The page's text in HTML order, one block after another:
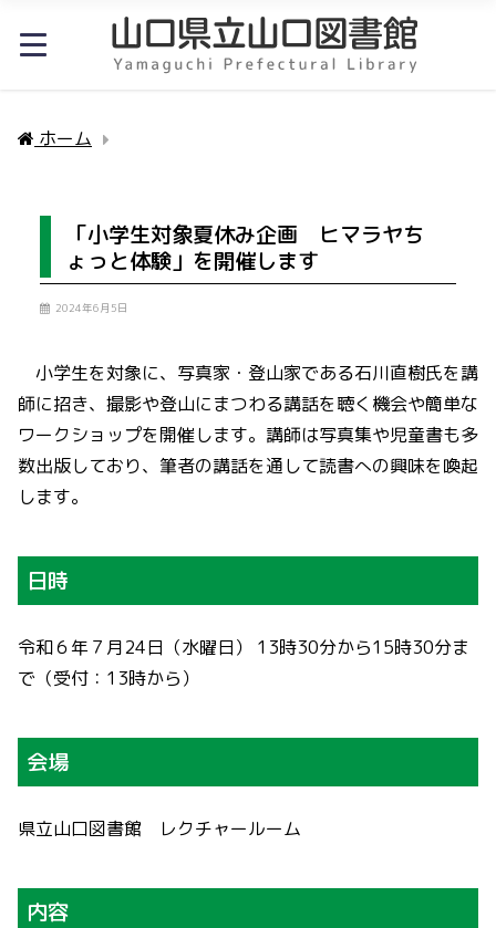
ホーム
「小学生対象夏休み企画 ヒマラヤち
ょっと体験」を開催します
2024年6月5日
小学生を対象に、写真家・登山家である石川直樹氏を講
師に招き、撮影や登山にまつわる講話を聴く機会や簡単な
ワークショップを開催します。講師は写真集や児童書も多
数出版しており、筆者の講話を通して読書への興味を喚起
します。
日時
令和６年７月24日（水曜日） 13時30分から15時30分ま
で（受付：13時から）
会場
県立山口図書館 レクチャールーム
内容